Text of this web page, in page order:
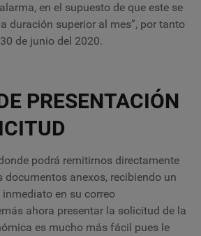
en el supuesto de que este se
duración superior al mes”, por tanto
de junio del 2020.
PRESENTACIÓN
podrá remitirnos directamente
documentos anexos, recibiendo un
inmediato en su correo
ahora presentar la solicitud de la
es mucho más fácil pues le